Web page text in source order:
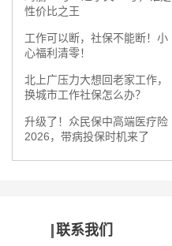
性价比之王
工作可以断，社保不能断！小
心福利清零！
北上广压力大想回老家工作，
换城市工作社保怎么办？
升级了！众民保中高端医疗险
2026，带病投保时机来了
联系我们